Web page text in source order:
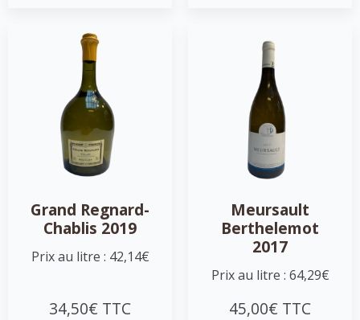
Grand Regnard-
Chablis 2019
Prix au litre : 42,14€
34,50€ TTC
Meursault
Berthelemot
2017
Prix au litre : 64,29€
45,00€ TTC